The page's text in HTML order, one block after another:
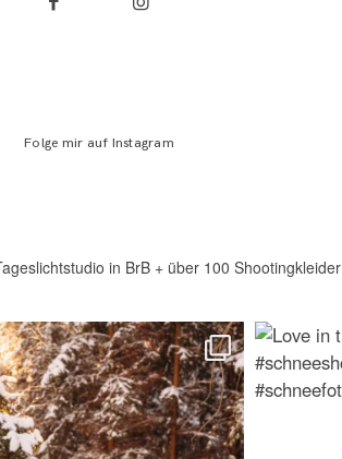
Folge mir auf Instagram
in BrB + über 100 Shootingkleider